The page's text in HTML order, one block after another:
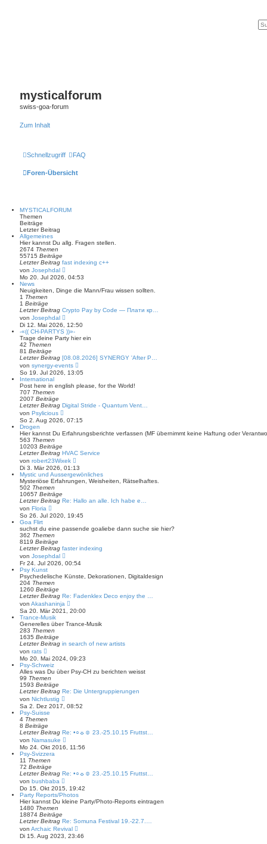
mysticalforum
swiss-goa-forum
Zum Inhalt
Schnellzugriff FAQ
Foren-Übersicht
MYSTICALFORUM
Themen
Beiträge
Letzter Beitrag
Allgemeines
Hier kannst Du allg. Fragen stellen.
2674 Themen
55715 Beiträge
Letzter Beitrag fast indexing c++
von Josephdal
e
u
s
e
r
e
t
g
Mo 20. Jul 2026, 04:53
News
Neuigkeiten, Dinge die Mann/Frau wissen sollten.
1 Themen
1 Beiträge
Letzter Beitrag Crypto Pay by Code — Плати кр…
von Josephdal
e
u
e
s
e
r
B
e
t
g
Di 12. Mai 2026, 12:50
-«(( CH-PARTYS ))»-
Trage deine Party hier ein
42 Themen
81 Beiträge
Letzter Beitrag [08.08.2026] SYNERGY 'After P…
von synergy-events
e
u
e
s
e
r
e
t
g
So 19. Jul 2026, 13:05
International
Post here in english please, for the World!
707 Themen
2007 Beiträge
Letzter Beitrag Digital Stride - Quantum Vent…
von Psylicious
u
e
s
e
B
e
i
t
g
So 2. Aug 2026, 07:15
Drogen
Hier kannst Du Erfahrungsberichte verfassen (MF übernimmt keine Haftung oder
563 Themen
10203 Beiträge
Letzter Beitrag HVAC Service
von robert23Wixek
e
u
e
s
e
r
e
t
g
Di 3. Mär 2026, 01:13
Mystic und Aussergewönliches
Mysteriöse Erfahrungen, Weisheiten, Rätselhaftes.
502 Themen
10657 Beiträge
Letzter Beitrag Re: Hallo an alle. Ich habe e…
von Floria
e
u
e
s
t
e
r
B
e
t
r
a
g
So 26. Jul 2020, 19:45
Goa Flirt
suchst du eine passende goaliebe dann suche sie hier?
362 Themen
8119 Beiträge
Letzter Beitrag faster indexing
von Josephdal
e
u
e
s
e
r
B
e
g
Fr 24. Jul 2026, 00:54
Psy Kunst
Psychedelische Künste, Dekorationen, Digitaldesign
204 Themen
1260 Beiträge
Letzter Beitrag Re: Fadenklex Deco enjoy the …
von Akashaninja
e
u
s
r
e
t
g
Sa 20. Mär 2021, 20:00
Trance-Musik
Generelles über Trance-Musik
283 Themen
1635 Beiträge
Letzter Beitrag in search of new artists
von rats
e
u
e
s
t
e
r
B
e
i
t
r
a
g
Mo 20. Mai 2024, 09:23
Psy-Schweiz
Alles was Du über Psy-CH zu berichten weisst
99 Themen
1593 Beiträge
Letzter Beitrag Re: Die Untergruppierungen
von Nichtlustig
e
u
t
e
r
B
r
g
Sa 2. Dez 2017, 08:52
Psy-Suisse
4 Themen
8 Beiträge
Letzter Beitrag Re: •○☼☺ 23.-25.10.15 Fruttst…
von Namasuke
u
t
e
B
e
i
a
g
Mo 24. Okt 2016, 11:56
Psy-Svizzera
11 Themen
72 Beiträge
Letzter Beitrag Re: •○☼☺ 23.-25.10.15 Fruttst…
von bushbaba
e
u
e
s
e
r
B
e
Do 15. Okt 2015, 19:42
Party Reports/Photos
Hier kannst Du kleine Party/Photo-Reports eintragen
1480 Themen
18874 Beiträge
Letzter Beitrag Re: Somuna Festival 19.-22.7.…
von Archaic Revival
e
u
Di 15. Aug 2023, 23:46